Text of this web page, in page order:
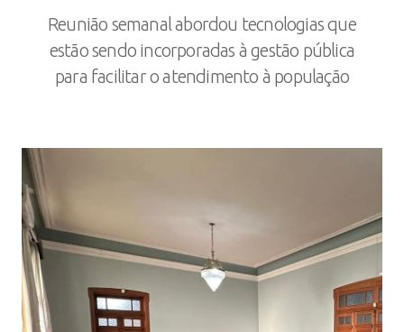
Reunião semanal abordou tecnologias que
estão sendo incorporadas à gestão pública
para facilitar o atendimento à população